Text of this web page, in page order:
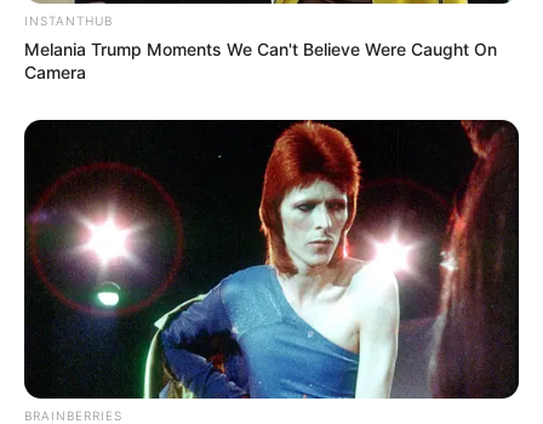
Propiedades antiinflamatorias
aliviar dolores musculares y articulares.
proteger el cuerpo contra infecciones.
Regula el sistema respiratorio
: Se ha
utilizado para tratar problemas
respiratorios como el asma y la
bronquitis.
Desintoxica el organismo : Ayuda a
eliminar toxinas y limpiar el hígado.
Reduce el colesterol: Contribuye a
mejorarla saludcardiovascular.
Alivia los síntomas del resfriado
INSTANTHUB
Melania Trump Moments We Can't Believe Were Caught On
Camera
BRAINBERRIES